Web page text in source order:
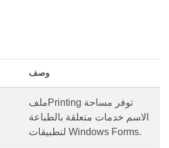
وصف
ملفPrinting توفر مساحة
الاسم خدمات متعلقة بالطباعة
لتطبيقات Windows Forms.